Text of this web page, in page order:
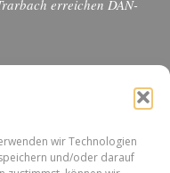
wir Technologien
und/oder darauf
erreichen DAN-